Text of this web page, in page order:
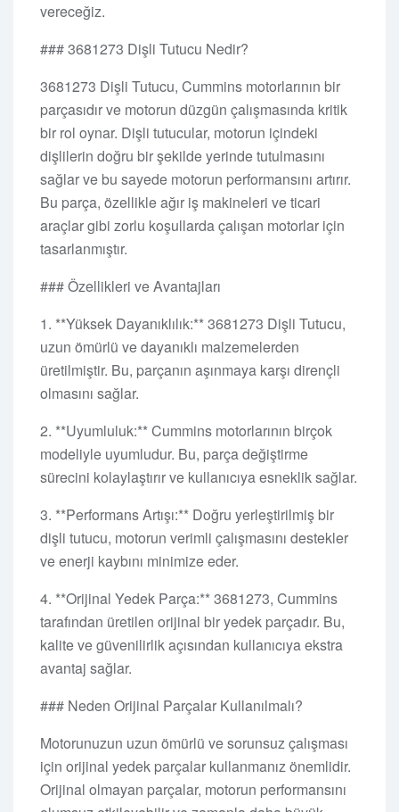
vereceğiz.
### 3681273 Dişli Tutucu Nedir?
3681273 Dişli Tutucu, Cummins motorlarının bir
parçasıdır ve motorun düzgün çalışmasında kritik
bir rol oynar. Dişli tutucular, motorun içindeki
dişlilerin doğru bir şekilde yerinde tutulmasını
sağlar ve bu sayede motorun performansını artırır.
Bu parça, özellikle ağır iş makineleri ve ticari
araçlar gibi zorlu koşullarda çalışan motorlar için
tasarlanmıştır.
### Özellikleri ve Avantajları
1. **Yüksek Dayanıklılık:** 3681273 Dişli Tutucu,
uzun ömürlü ve dayanıklı malzemelerden
üretilmiştir. Bu, parçanın aşınmaya karşı dirençli
olmasını sağlar.
2. **Uyumluluk:** Cummins motorlarının birçok
modeliyle uyumludur. Bu, parça değiştirme
sürecini kolaylaştırır ve kullanıcıya esneklik sağlar.
3. **Performans Artışı:** Doğru yerleştirilmiş bir
dişli tutucu, motorun verimli çalışmasını destekler
ve enerji kaybını minimize eder.
4. **Orijinal Yedek Parça:** 3681273, Cummins
tarafından üretilen orijinal bir yedek parçadır. Bu,
kalite ve güvenilirlik açısından kullanıcıya ekstra
avantaj sağlar.
### Neden Orijinal Parçalar Kullanılmalı?
Motorunuzun uzun ömürlü ve sorunsuz çalışması
için orijinal yedek parçalar kullanmanız önemlidir.
Orijinal olmayan parçalar, motorun performansını